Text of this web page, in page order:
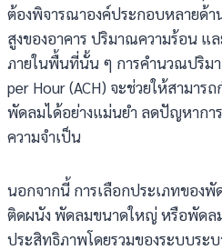
ต้องพิจารณาองค์ประกอบหลายด้
สูงของอาคาร ปริมาณความร้อน แ
ภายในพื้นที่นั้น ๆ การคำนวณปริม
per Hour (ACH) จะช่วยให้สามา
พัดลมได้อย่างแม่นยำ ลดปัญหากา
ความจำเป็น
นอกจากนี้ การเลือกประเภทของ
ติดผนัง พัดลมขนาดใหญ่ หรือพัดล
ประสิทธิภาพโดยรวมของระบบระ